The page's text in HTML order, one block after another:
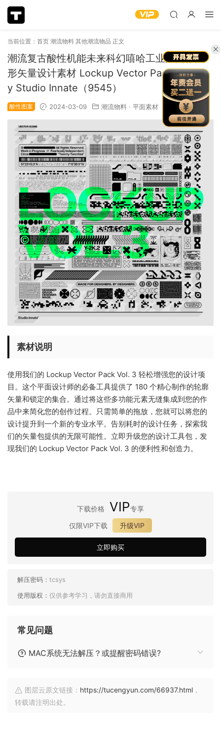
当前位置： 首页 潮流物料 其他潮流物品 正文
潮流复古酸性机能未来科幻嘻哈工业风图标图
形矢量设计素材 Lockup Vector Pack. Vol3 b
y Studio Innate（9545）
酸性图案 2024-03-09 潮流物料 · 平面素材 1.14k
素材说明
使用我们的 Lockup Vector Pack Vol. 3 轻松增强您的设计项
目。这个平面设计师的必备工具提供了 180 个精心制作的轮廓
矢量和锁定的集合。通过将这些多功能元素无缝集成到您的作
品中来简化您的创作过程。只需简单的拖放，您就可以将您的
设计提升到一个新的专业水平。告别耗时的设计任务，探索我
们的矢量包提供的无限可能性。立即升级您的设计工具包，发
现我们的 Lockup Vector Pack Vol. 3 的便利性和创造力。
下载价格 VIP专享
仅限VIP下载
升级VIP
立即购买
解压密码： tcsys
使用版权： 仅供参考学习，请勿直接商用
常见问题
MAC系统无法解压？或提醒密码错误?
图层云原文链接： https://tucengyun.com/66937.html ，
转载请注明出处。